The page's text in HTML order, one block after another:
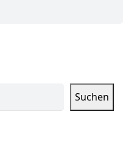
Suchen